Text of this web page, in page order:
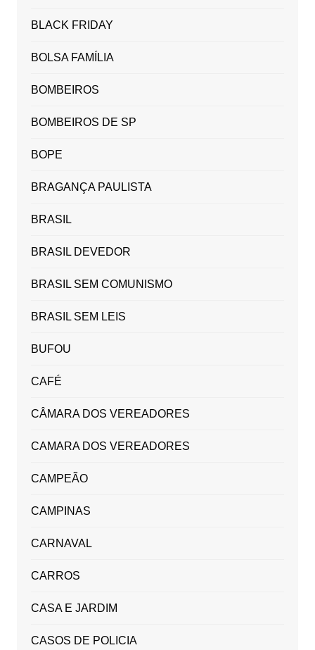
BLACK FRIDAY
BOLSA FAMÍLIA
BOMBEIROS
BOMBEIROS DE SP
BOPE
BRAGANÇA PAULISTA
BRASIL
BRASIL DEVEDOR
BRASIL SEM COMUNISMO
BRASIL SEM LEIS
BUFOU
CAFÉ
CÂMARA DOS VEREADORES
CAMARA DOS VEREADORES
CAMPEÃO
CAMPINAS
CARNAVAL
CARROS
CASA E JARDIM
CASOS DE POLICIA